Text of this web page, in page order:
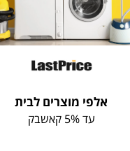
אלפי מוצרים לבית
עד 5% קאשבק